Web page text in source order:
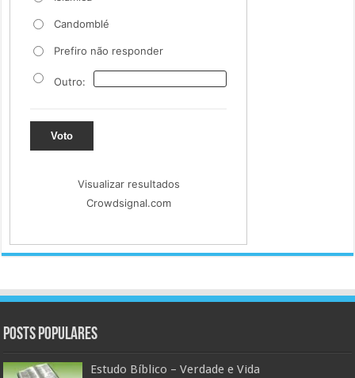
Candomblé
Prefiro não responder
Outro:
Voto
Visualizar resultados
Crowdsignal.com
Posts populares
Estudo Bíblico – Verdade e Vida